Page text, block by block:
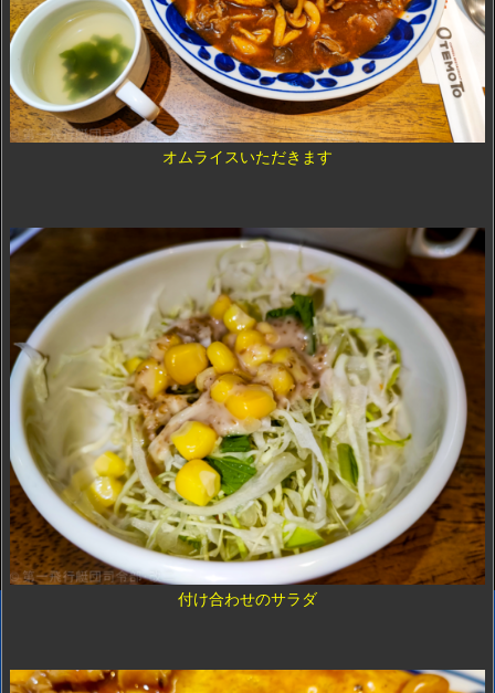
オムライスいただきます
付け合わせのサラダ